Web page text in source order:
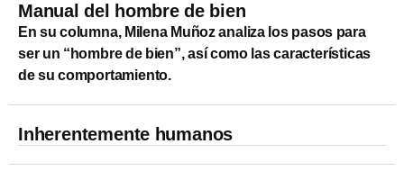
Manual del hombre de bien
En su columna, Milena Muñoz analiza los pasos para
ser un “hombre de bien”, así como las características
de su comportamiento.
Inherentemente humanos